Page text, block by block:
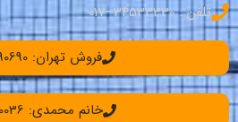
تلفن : 34533330–017
فروش تهران: 09124890690
خانم محمدی: 09116690036